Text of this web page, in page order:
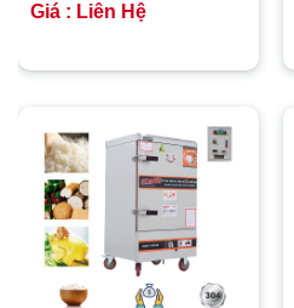
Giá : Liên Hệ